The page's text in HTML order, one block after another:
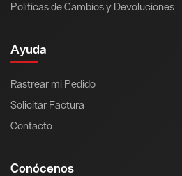
Políticas de Cambios y Devoluciones
Ayuda
Rastrear mi Pedido
Solicitar Factura
Contacto
Conócenos